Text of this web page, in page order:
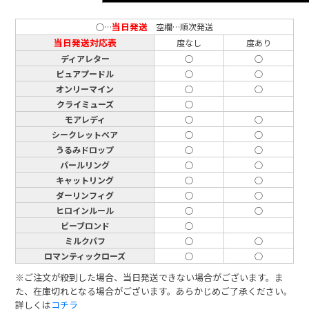
○…当日発送 空欄…順次発送
当日発送対応表 度なし
度あり
ディアレター
○
○
ピュアプードル
○
○
オンリーマイン
○
○
クライミューズ
○
モアレディ
○
○
シークレットベア
○
○
うるみドロップ
○
○
パールリング
○
○
キャットリング
○
○
ダーリンフィグ
○
○
ヒロインルール
○
○
ビーブロンド
○
ミルクパフ
○
○
ロマンティックローズ
○ ○
※ご注文が殺到した場合、当日発送できない場合がございます。ま
た、在庫切れとなる場合がございます。あらかじめご了承ください。
詳しくはコチラ